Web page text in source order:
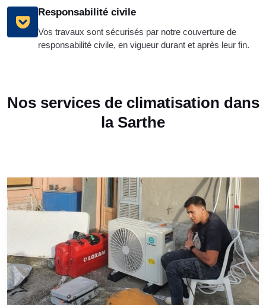
Responsabilité civile
Vos travaux sont sécurisés par notre couverture de
responsabilité civile, en vigueur durant et après leur fin.
Nos services de climatisation dans
la Sarthe